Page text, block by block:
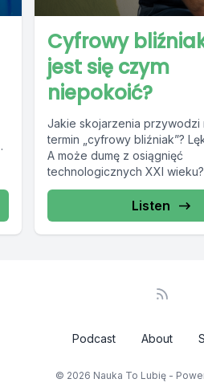
Cyfrowy
jest się czym
niepokoić?
Jakie skojarzenia przywodzi
termin „cyfrowy bliźniak”?
A może dumę z osiągnięć
technologicznych XXI
cyfrowe bliźniaki są wręcz...
Listen
Podcast About
© 2026 Nauka To Lubię -